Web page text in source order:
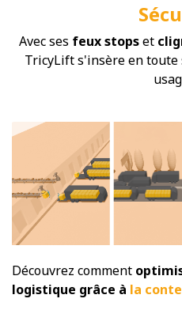
Avec ses feux stopset
TricyLift s'insère en
Découvrez comment
logistique grâce à la